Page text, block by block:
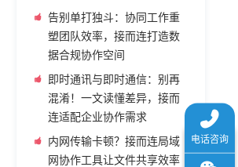
告别单打独斗：协同工作重
塑团队效率，接而连打造数
据合规协作空间
即时通讯与即时通信：别再
混淆！一文读懂差异，接而
连适配企业协作需求
内网传输卡顿？接而连局域
网协作工具让文件共享效率